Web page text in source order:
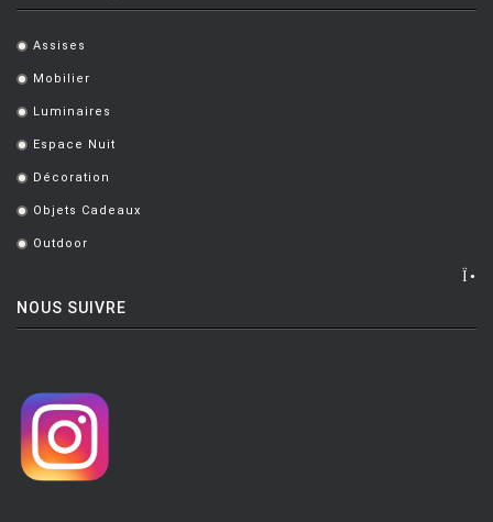
. Assises
. Mobilier
. Luminaires
. Espace Nuit
. Décoration
. Objets Cadeaux
. Outdoor
NOUS SUIVRE